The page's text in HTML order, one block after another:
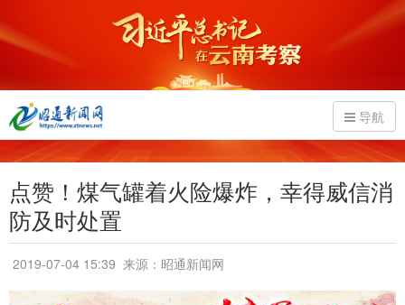
导航
点赞！煤气罐着火险爆炸，幸得威信消
防及时处置
2019-07-04 15:39 来源：昭通新闻网